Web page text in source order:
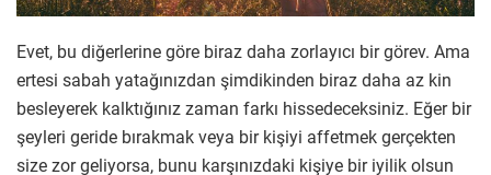
Evet, bu diğerlerine göre biraz daha zorlayıcı bir görev. Ama
ertesi sabah yatağınızdan şimdikinden biraz daha az kin
besleyerek kalktığınız zaman farkı hissedeceksiniz. Eğer bir
şeyleri geride bırakmak veya bir kişiyi affetmek gerçekten
size zor geliyorsa, bunu karşınızdaki kişiye bir iyilik olsun